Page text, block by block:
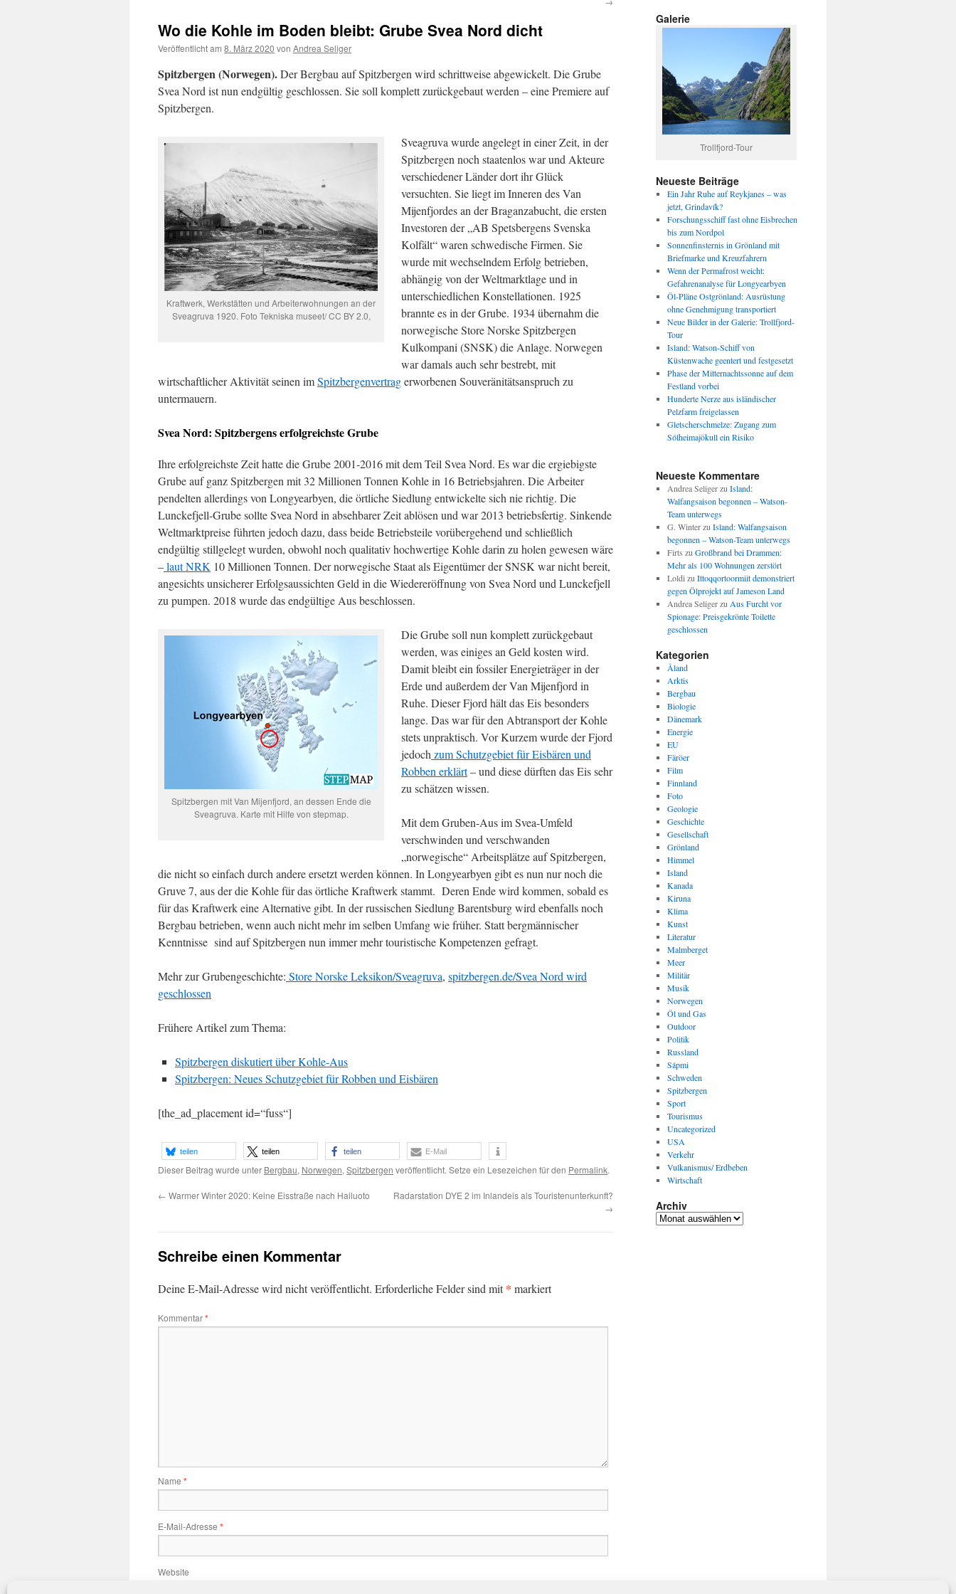
Wo die Kohle im Boden bleibt: Grube Svea Nord dicht
Veröffentlicht am 8. März 2020 von Andrea Seliger
Spitzbergen (Norwegen).Der Bergbau auf Spitzbergen wird schrittweise abgewickelt. Die Grube
Svea Nord ist nun endgültig geschlossen. Sie soll komplett zurückgebaut werden – eine Premiere auf
Spitzbergen.
Kraftwerk, Werkstätten und Arbeiterwohnungen an der
Sveagruva 1920. Foto Tekniska museet/ CC BY 2.0,
Sveagruva wurde angelegt in einer Zeit, in der
Spitzbergen noch staatenlos war und Akteure
verschiedener Länder dort ihr Glück
versuchten. Sie liegt im Inneren des Van
Mijenfjordes an der Braganzabucht, die ersten
Investoren der „AB Spetsbergens Svenska
Kolfält“ waren schwedische Firmen. Sie
wurde mit wechselndem Erfolg betrieben,
abhängig von der Weltmarktlage und in
unterschiedlichen Konstellationen. 1925
brannte es in der Grube. 1934 übernahm die
norwegische Store Norske Spitzbergen
Kulkompani (SNSK) die Anlage. Norwegen
war damals auch sehr bestrebt, mit
wirtschaftlicher Aktivität seinen imSpitzbergenvertragerworbenen Souveränitätsanspruch zu
untermauern.
Svea Nord: Spitzbergens erfolgreichste Grube
Ihre erfolgreichste Zeit hatte die Grube 2001-2016 mit dem Teil Svea Nord. Es war die ergiebigste
Grube auf ganz Spitzbergen mit 32 Millionen Tonnen Kohle in 16 Betriebsjahren. Die Arbeiter
pendelten allerdings von Longyearbyen, die örtliche Siedlung entwickelte sich nie richtig. Die
Lunckefjell-Grube sollte Svea Nord in absehbarer Zeit ablösen und war 2013 betriebsfertig. Sinkende
Weltmarktpreise führten jedoch dazu, dass beide Betriebsteile vorübergehend und schließlich
endgültig stillgelegt wurden, obwohl noch qualitativ hochwertige Kohle darin zu holen gewesen wäre
–laut NRK 10 Millionen Tonnen. Der norwegische Staat als Eigentümer der SNSK war nicht bereit,
angesichts unsicherer Erfolgsaussichten Geld in die Wiedereröffnung von Svea Nord und Lunckefjell
zu pumpen. 2018 wurde das endgültige Aus beschlossen.
Spitzbergen mit Van Mijenfjord, an dessen Ende die
Sveagruva. Karte mit Hilfe von stepmap.
Die Grube soll nun komplett zurückgebaut
werden, was einiges an Geld kosten wird.
Damit bleibt ein fossiler Energieträger in der
Erde und außerdem der Van Mijenfjord in
Ruhe. Dieser Fjord hält das Eis besonders
lange. Das war für den Abtransport der Kohle
stets unpraktisch. Vor Kurzem wurde der Fjord
jedoch zum Schutzgebiet für Eisbären und
Robben erklärt– und diese dürften das Eis sehr
zu schätzen wissen.
Mit dem Gruben-Aus im Svea-Umfeld
verschwinden und verschwanden
„norwegische“ Arbeitsplätze auf Spitzbergen,
die nicht so einfach durch andere ersetzt werden können. In Longyearbyen gibt es nun nur noch die
Gruve 7, aus der die Kohle für das örtliche Kraftwerk stammt. Deren Ende wird kommen, sobald es
für das Kraftwerk eine Alternative gibt. In der russischen Siedlung Barentsburg wird ebenfalls noch
Bergbau betrieben, wenn auch nicht mehr im selben Umfang wie früher. Statt bergmännischer
Kenntnisse sind auf Spitzbergen nun immer mehr touristische Kompetenzen gefragt.
Mehr zur Grubengeschichte: Store Norske Leksikon/Sveagruva, spitzbergen.de/Svea Nord wird
geschlossen
Frühere Artikel zum Thema:
Spitzbergen diskutiert über Kohle-Aus
Spitzbergen: Neues Schutzgebiet für Robben und Eisbären
[the_ad_placement id=“fuss“]
teilen teilen teilen E-Mail
Dieser Beitrag wurde unter Bergbau, Norwegen, Spitzbergen veröffentlicht. Setze ein Lesezeichen für den Permalink.
← Warmer Winter 2020: Keine Eisstraße nach Hailuoto
Radarstation DYE 2 im Inlandeis als Touristenunterkunft?
→
Schreibe einen Kommentar
Deine E-Mail-Adresse wird nicht veröffentlicht. Erforderliche Felder sind mit* markiert
Kommentar*
Name *
E-Mail-Adresse *
Website
Galerie
Trollfjord-Tour
Neueste Beiträge
Ein Jahr Ruhe auf Reykjanes – was
jetzt, Grindavík?
Forschungsschiff fast ohne Eisbrechen
bis zum Nordpol
Sonnenfinsternis in Grönland mit
Briefmarke und Kreuzfahrern
Wenn der Permafrost weicht:
Gefahrenanalyse für Longyearbyen
Öl-Pläne Ostgrönland: Ausrüstung
ohne Genehmigung transportiert
Neue Bilder in der Galerie: Trollfjord-
Tour
Island: Watson-Schiff von
Küstenwache geentert und festgesetzt
Phase der Mitternachtssonne auf dem
Festland vorbei
Hunderte Nerze aus isländischer
Pelzfarm freigelassen
Gletscherschmelze: Zugang zum
Sólheimajökull ein Risiko
Neueste Kommentare
Andrea Seligerzu Island:
Walfangsaison begonnen – Watson-
Team unterwegs
G. Winterzu Island: Walfangsaison
begonnen – Watson-Team unterwegs
Firts zu Großbrand bei Drammen:
Mehr als 100 Wohnungen zerstört
Loldi zu Ittoqqortoormiit demonstriert
gegen Ölprojekt auf Jameson Land
Andrea Seligerzu Aus Furcht vor
Spionage: Preisgekrönte Toilette
geschlossen
Kategorien
Åland
Arktis
Bergbau
Biologie
Dänemark
Energie
EU
Färöer
Film
Finnland
Foto
Geologie
Geschichte
Gesellschaft
Grönland
Himmel
Island
Kanada
Kiruna
Klima
Kunst
Literatur
Malmberget
Meer
Militär
Musik
Norwegen
Öl und Gas
Outdoor
Politik
Russland
Sápmi
Schweden
Spitzbergen
Sport
Tourismus
Uncategorized
USA
Verkehr
Vulkanismus/ Erdbeben
Wirtschaft
Archiv
Archiv